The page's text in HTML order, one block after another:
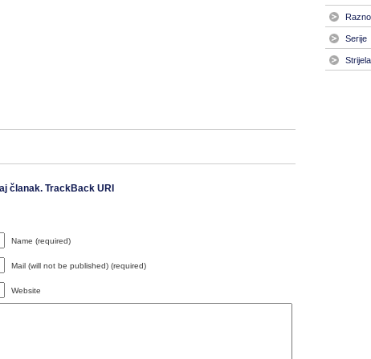
članak. TrackBack URI
Name (required)
Mail (will not be published) (required)
Website
Razno
Serije